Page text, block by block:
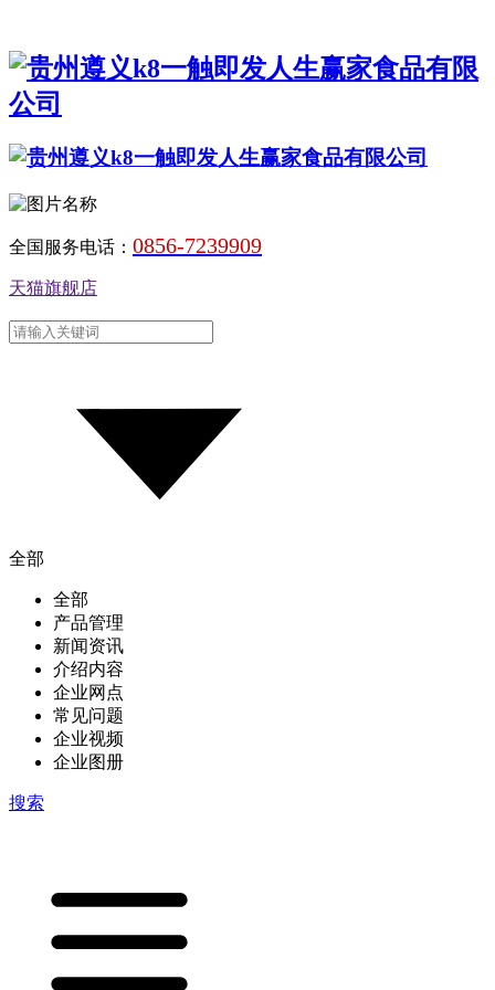
全国服务电话： 0856-7239909
天猫旗舰店
全部
全部
产品管理
新闻资讯
介绍内容
企业网点
常见问题
企业视频
企业图册
搜索